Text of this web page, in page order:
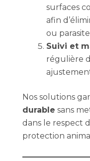
surfaces
afin
ou
Suivi et
régulière
Nos solutions
durable sans
dans le respect
protection